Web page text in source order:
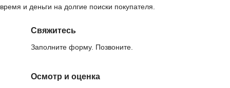
время и деньги на долгие поиски покупателя.
Свяжитесь
Заполните форму. Позвоните.
Осмотр и оценка